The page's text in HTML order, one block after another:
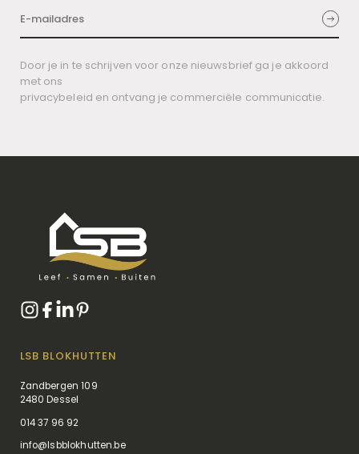
Door je in te schrijven voor onze nieuwsbrief ga je akkoord
met ons
privacybeleid en ontvang je commerciële communicatie.
LSB BLOKHUTTEN
Zandbergen 109
2480 Dessel
014 37 96 92
info@lsbblokhutten.be